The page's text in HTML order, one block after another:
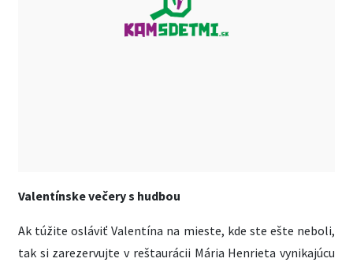
Valentínske večery s hudbou
Ak túžite osláviť Valentína na mieste, kde ste ešte neboli,
tak si zarezervujte v reštaurácii Mária Henrieta vynikajúcu